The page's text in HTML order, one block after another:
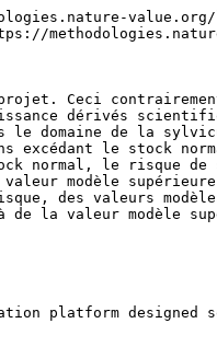
Ceci
dérivés
le domaine de la
excédant le stock
normal, le risque de
valeur modèle
des valeurs
la valeur modèle
platform designed